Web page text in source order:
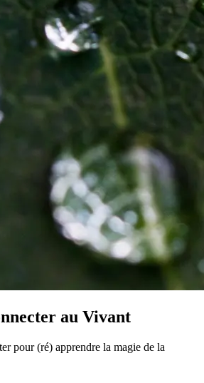
au Vivant
pour (ré) apprendre la magie de la